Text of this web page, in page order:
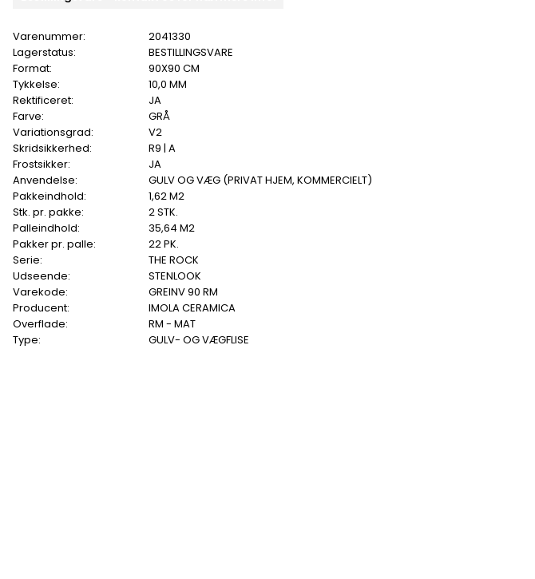
Varenummer:
2041330
Lagerstatus:
BESTILLINGSVARE
Format:
90X90 CM
Tykkelse:
10,0 MM
Rektificeret:
JA
Farve:
GRÅ
Variationsgrad:
V2
Skridsikkerhed:
R9 | A
Frostsikker:
JA
Anvendelse:
GULV OG VÆG (PRIVAT HJEM, KOMMERCIELT)
Pakkeindhold:
1,62 M2
Stk. pr. pakke:
2 STK.
Palleindhold:
35,64 M2
Pakker pr. palle:
22 PK.
Serie:
THE ROCK
Udseende:
STENLOOK
Varekode:
GREINV 90 RM
Producent:
IMOLA CERAMICA
Overflade:
RM - MAT
Type:
GULV- OG VÆGFLISE